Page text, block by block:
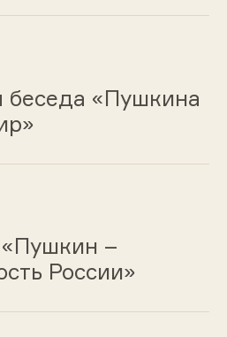
беседа «Пушкина
–
России»